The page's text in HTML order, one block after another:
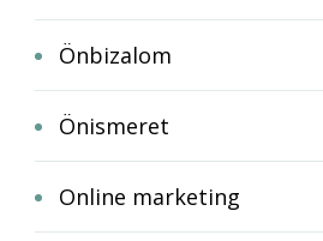
Önbizalom
Önismeret
Online marketing